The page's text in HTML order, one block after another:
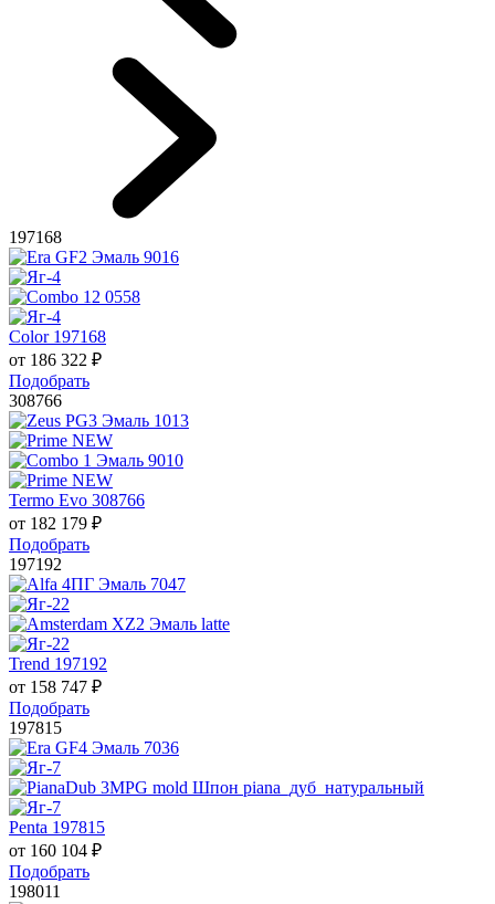
197168
Color 197168
от 186 322 ₽
Подобрать
308766
Termo Evo 308766
от 182 179 ₽
Подобрать
197192
Trend 197192
от 158 747 ₽
Подобрать
197815
Penta 197815
от 160 104 ₽
Подобрать
198011